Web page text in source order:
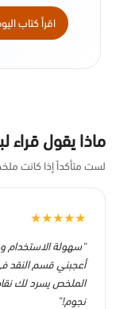
اقرأ كتاب
ماذا يقول قراء
لست متأكداً إذا كانت
★
★
★
★
★
“سهولة الاستخدام
أعجبني قسم النقد
الملخص يسرد لك
نجوم!”